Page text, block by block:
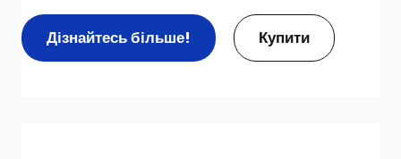
Дізнайтесь більше! Купити